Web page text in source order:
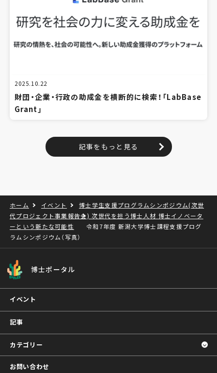
2025.10.22
財団・企業・行政の助成金を横断的に検索！「LabBase
Grant」
記事をもっと見る
ホーム イベント
博士学生支援プログラムシンポジウム(次世
代プロジェクト事業報告会) 次世代を担う博士人材 博士イノベータ
ーという新たな可能性
令和7年度 新潟大学博士課程支援プログ
ラムシンポジウム（写真）
博士ポータル
イベント
記事
カテゴリー
お問い合わせ